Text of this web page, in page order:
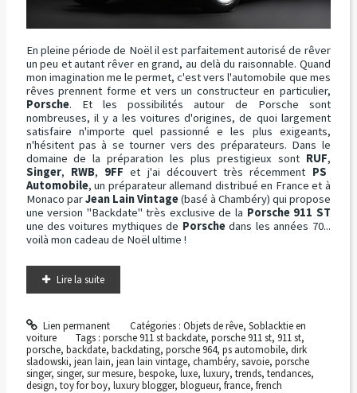
En pleine période de Noël il est parfaitement autorisé de rêver
un peu et autant rêver en grand, au delà du raisonnable. Quand
mon imagination me le permet, c'est vers l'automobile que mes
rêves prennent forme et vers un constructeur en particulier,
Porsche. Et les possibilités autour de Porsche sont
nombreuses, il y a les voitures d'origines, de quoi largement
satisfaire n'importe quel passionné e les plus exigeants,
n'hésitent pas à se tourner vers des préparateurs. Dans le
domaine de la préparation les plus prestigieux sont RUF,
Singer, RWB, 9FF et j'ai découvert très récemment PS
Automobile, un préparateur allemand distribué en France et à
Monaco parJean Lain Vintage(basé à Chambéry) qui propose
une version "Backdate" très exclusive de la Porsche 911 ST
une des voitures mythiques de Porschedans les années 70...
voilà mon cadeau de Noël ultime !
Lire la suite
Lien permanent Catégories : Objets de rêve, Soblacktie en
voiture
Tags :porsche 911 st backdate,porsche 911 st,911 st,
porsche, backdate, backdating, porsche 964, ps automobile, dirk
sladowski, jean lain, jean lain vintage, chambéry, savoie, porsche
singer, singer, sur mesure, bespoke, luxe, luxury, trends, tendances,
design, toy for boy, luxury blogger, blogueur, france, french